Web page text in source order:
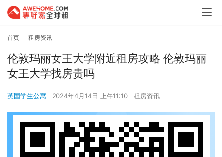
首页 租房资讯
伦敦玛丽女王大学附近租房攻略 伦敦玛丽
女王大学找房贵吗
英国学生公寓 2024年4月14日 上午11:10 租房资讯